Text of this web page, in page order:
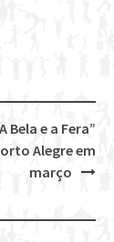
Bela e a Fera”
Alegre em
março